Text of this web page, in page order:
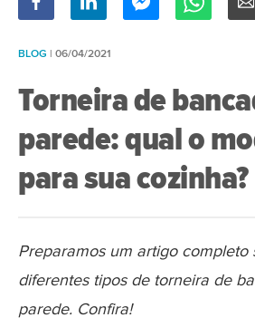
BLOG | 06/04/2021
Torneira de
parede: qual o
para sua cozinha?
Preparamos um artigo completo
diferentes tipos de torneira de
parede. Confira!